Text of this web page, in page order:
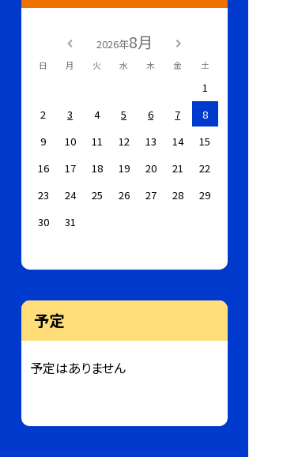
2026年8月
日 月 火 水 木 金 土
1
2
3 4 5 6 7
8
9
10 11 12 13 14
15
16
17 18 19 20 21
22
23
24 25 26 27 28
29
30
31
予定
予定はありません